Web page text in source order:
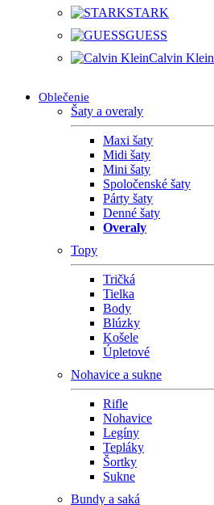
STARK
GUESS
Calvin Klein
Oblečenie
Šaty a overaly
Maxi šaty
Midi šaty
Mini šaty
Spoločenské šaty
Párty šaty
Denné šaty
Overaly
Topy
Tričká
Tielka
Body
Blúzky
Košele
Úpletové
Nohavice a sukne
Rifle
Nohavice
Legíny
Tepláky
Šortky
Sukne
Bundy a saká